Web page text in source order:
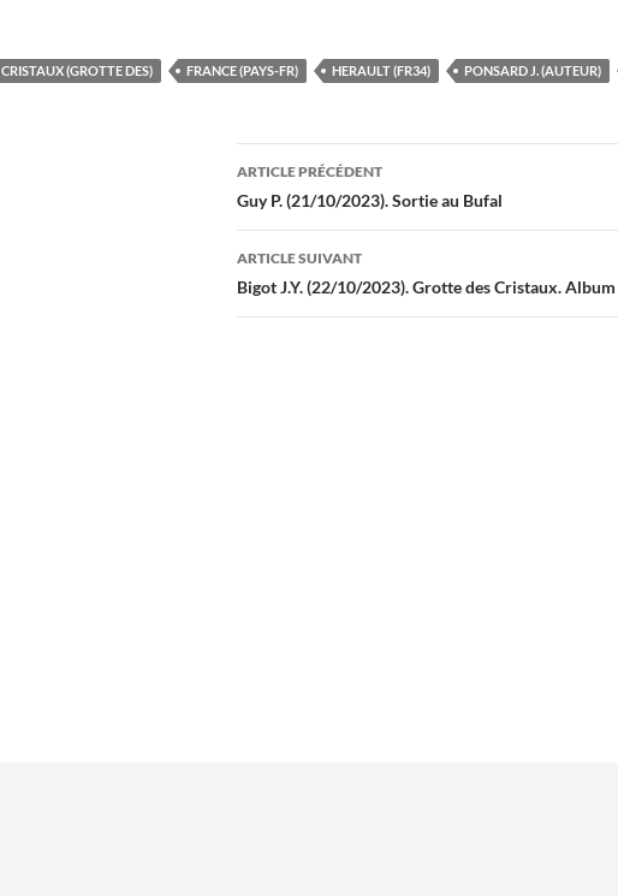
CRISTAUX (GROTTE DES) FRANCE (PAYS-FR) HERAULT (FR34) PONSARD J. (AUTEUR)
Navigation
des
articles
ARTICLE PRÉCÉDENT
Guy P. (21/10/2023). Sortie au Bufal
ARTICLE SUIVANT
Bigot J.Y. (22/10/2023). Grotte des Cristaux.